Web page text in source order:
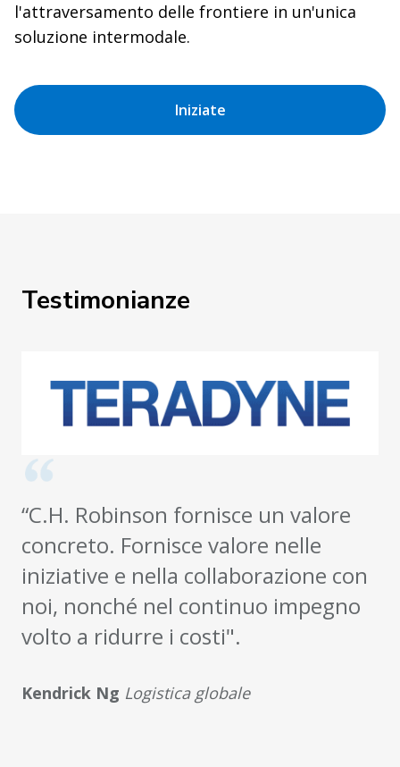
l'attraversamento delle frontiere in un'unica
soluzione intermodale.
Iniziate
Testimonianze
“C.H. Robinson fornisce un valore
concreto. Fornisce valore nelle
iniziative e nella collaborazione con
noi, nonché nel continuo impegno
volto a ridurre i costi".
Kendrick Ng Logistica globale